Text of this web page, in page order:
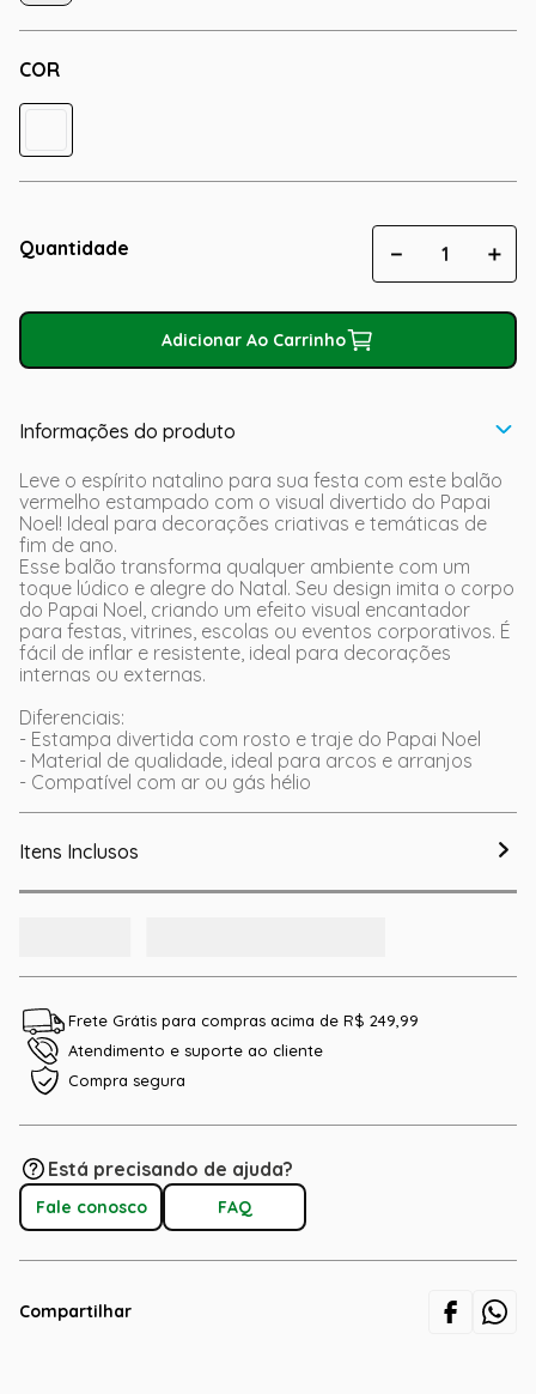
COR
Quantidade ＋
－
Adicionar Ao Carrinho
Informações do produto
Leve o espírito natalino para sua festa com este balão
vermelho estampado com o visual divertido do Papai
Noel! Ideal para decorações criativas e temáticas de
fim de ano.
Esse balão transforma qualquer ambiente com um
toque lúdico e alegre do Natal. Seu design imita o corpo
do Papai Noel, criando um efeito visual encantador
para festas, vitrines, escolas ou eventos corporativos. É
fácil de inflar e resistente, ideal para decorações
internas ou externas.
Diferenciais:
- Estampa divertida com rosto e traje do Papai Noel
- Material de qualidade, ideal para arcos e arranjos
- Compatível com ar ou gás hélio
Itens Inclusos
Frete Grátis para compras acima de R$ 249,99
Atendimento e suporte ao cliente
Compra segura
Está precisando de ajuda?
Fale conosco FAQ
Compartilhar